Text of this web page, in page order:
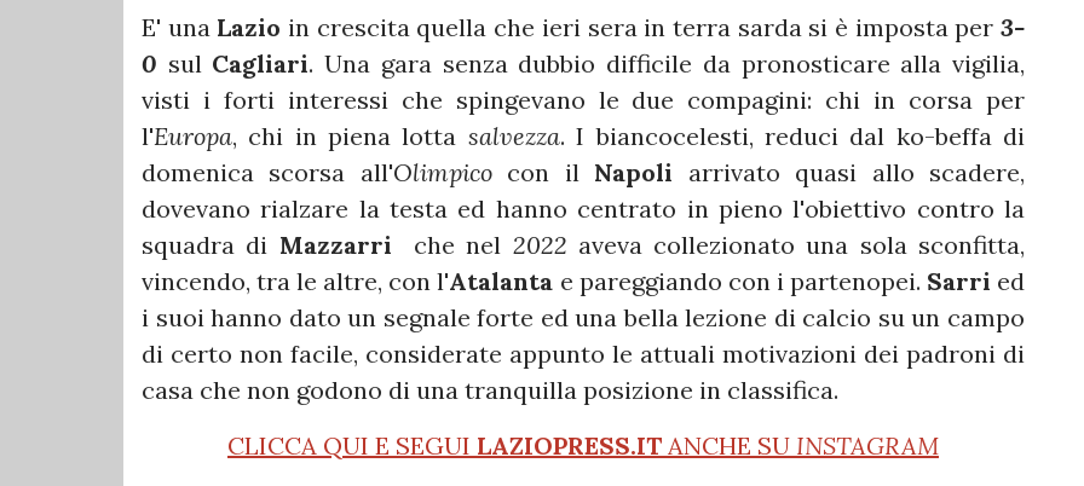
E' una Lazio in crescita quella che ieri sera in terra sarda si è imposta per 3-
0 sul Cagliari. Una gara senza dubbio difficile da pronosticare alla vigilia,
visti i forti interessi che spingevano le due compagini: chi in corsa per
l'Europa, chi in piena lotta salvezza. I biancocelesti, reduci dal ko-beffa di
domenica scorsa all'Olimpicocon il Napoli arrivato quasi allo scadere,
dovevano rialzare la testa ed hanno centrato in pieno l'obiettivo contro la
squadra di Mazzarri che nel 2022 aveva collezionato una sola sconfitta,
vincendo, tra le altre, con l'Atalanta e pareggiando con i partenopei. Sarri ed
i suoi hanno dato un segnale forte ed una bella lezione di calcio su un campo
di certo non facile, considerate appunto le attuali motivazioni dei padroni di
casa che non godono di una tranquilla posizione in classifica.
CLICCA QUI E SEGUI LAZIOPRESS.IT ANCHE SU INSTAGRAM